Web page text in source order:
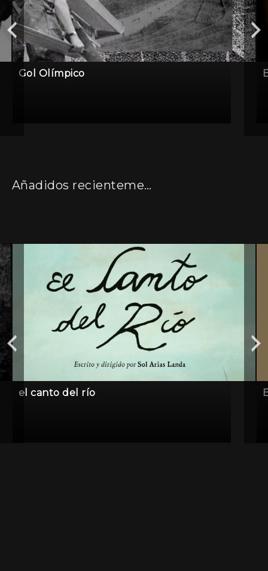
Gol Olímpico
Añadidos recientemente
el canto del río